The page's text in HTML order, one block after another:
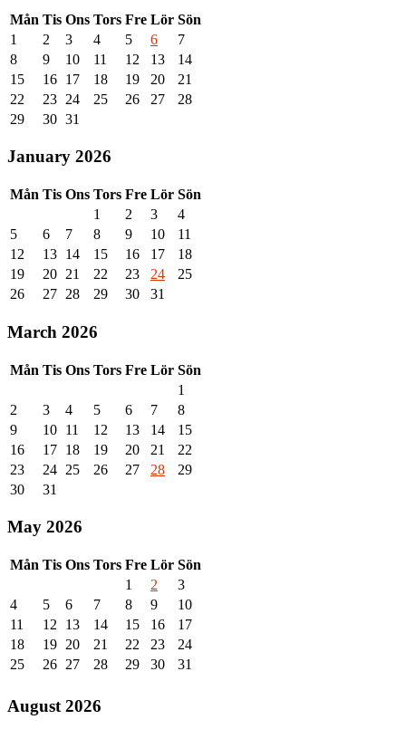
Mån Tis Ons Tors Fre Lör Sön
1
2 3 4 5 6
7
8
9 10 11 12 13
14
15
16 17 18 19 20
21
22
23 24 25 26 27
28
29
30 31
January 2026
Mån Tis Ons Tors Fre Lör Sön
1
2 3
4
5
6 7 8 9 10
11
12
13 14 15 16 17
18
19
20 21 22 23 24
25
26
27 28 29 30 31
March 2026
Mån Tis Ons Tors Fre Lör Sön
1
2
3 4 5 6 7
8
9
10 11 12 13 14
15
16
17 18 19 20 21
22
23
24 25 26 27 28
29
30
31
May 2026
Mån Tis Ons Tors Fre Lör Sön
1
2
3
4
5 6 7 8 9
10
11
12 13 14 15 16
17
18
19 20 21 22 23
24
25
26 27 28 29 30 31
August 2026